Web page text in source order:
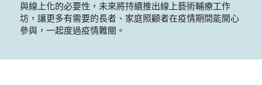
與線上化的必要性，未來將持續推出線上藝術輔療工作
坊，讓更多有需要的長者、家庭照顧者在疫情期間能開心
參與，一起度過疫情難關。